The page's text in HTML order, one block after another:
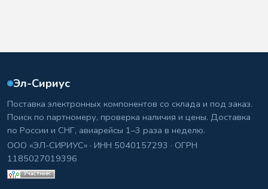
Эл-Сириус
Поставка электронных компонентов со склада и под заказ.
Поиск по партномеру, проверка наличия и цены. Доставка
по России и СНГ, авиарейсы 1–3 раза в неделю.
ООО «ЭЛ-СИРИУС» · ИНН 5040157293 · ОГРН
1185027019396